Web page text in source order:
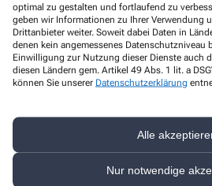
optimal zu gestalten und fortlaufend zu
geben wir Informationen zu Ihrer Verwendung
Drittanbieter weiter. Soweit dabei Daten in
denen kein angemessenes Datenschutzniveau
Einwilligung zur Nutzung dieser Dienste auch
diesen Ländern gem. Artikel 49 Abs. 1 lit. a
können Sie unserer Datenschutzerklärung
Alle
Nur notwendige
Kontakt
Paracelsus-Apotheke